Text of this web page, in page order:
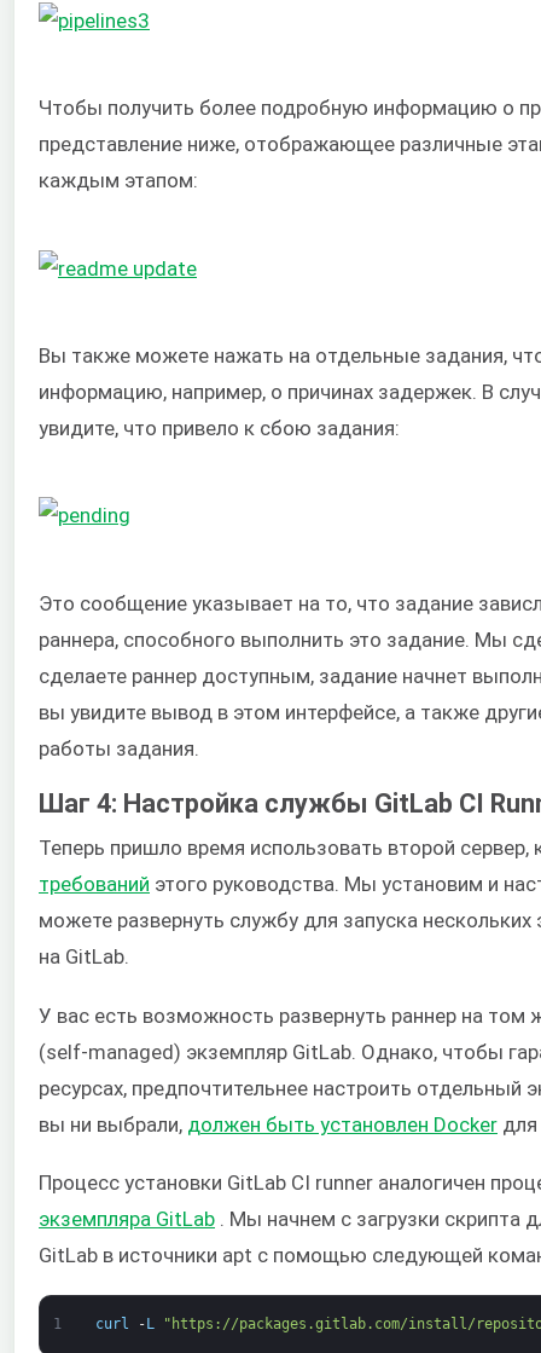
Чтобы получить более подробную информацию о
представление ниже, отображающее различные
каждым этапом:
Вы также можете нажать на отдельные задания,
информацию, например, о причинах задержек. В
увидите, что привело к сбою задания:
Это сообщение указывает на то, что задание
раннера, способного выполнить это задание. Мы
сделаете раннер доступным, задание начнет
вы увидите вывод в этом интерфейсе, а также
работы задания.
Шаг 4: Настройка службы GitLab CI
Теперь пришло время использовать второй
требований этого руководства. Мы установим и
можете развернуть службу для запуска
на GitLab.
У вас есть возможность развернуть раннер на
(self-managed) экземпляр GitLab. Однако, чтобы
ресурсах, предпочтительнее настроить
вы ни выбрали, должен быть установлен Docker
Процесс установки GitLab CI runner аналогичен
экземпляра GitLab . Мы начнем с загрузки скрипта
GitLab в источники apt с помощью следующей
1 curl - L "https://packages.gitlab.com/install/